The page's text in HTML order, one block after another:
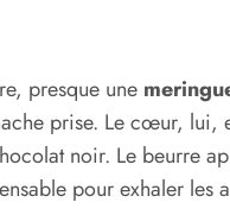
presque une
prise. Le cœur, lui,
noir. Le beurre
pour exhaler les